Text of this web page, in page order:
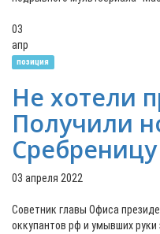
03
апр
позиция
Не хотели
Получили
Сребреницу
03 апреля 2022
Советник главы Офиса
оккупантов рф и умывших руки